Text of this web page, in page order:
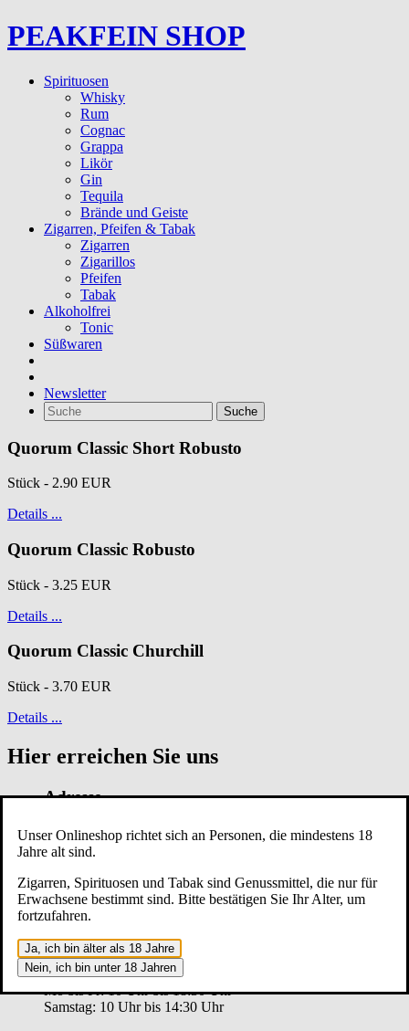
PEAKFEIN SHOP
Spirituosen
Whisky
Rum
Cognac
Grappa
Likör
Gin
Tequila
Brände und Geiste
Zigarren, Pfeifen & Tabak
Zigarren
Zigarillos
Pfeifen
Tabak
Alkoholfrei
Tonic
Süßwaren
Newsletter
Suche
Quorum Classic Short Robusto
Stück - 2.90 EUR
Details ...
Quorum Classic Robusto
Stück - 3.25 EUR
Details ...
Quorum Classic Churchill
Stück - 3.70 EUR
Details ...
Hier erreichen Sie uns
Adresse
Geislinger Straße 20
73033 Göppingen
Telefon
07161 72555
Öffnungszeiten
Mo bis Fr: 10 Uhr bis 18:30 Uhr
Samstag: 10 Uhr bis 14:30 Uhr
Unser Onlineshop richtet sich an Personen, die mindestens 18
Jahre alt sind.
Zigarren, Spirituosen und Tabak sind Genussmittel, die nur für
Erwachsene bestimmt sind. Bitte bestätigen Sie Ihr Alter, um
fortzufahren.
Ja, ich bin älter als 18 Jahre
Nein, ich bin unter 18 Jahren